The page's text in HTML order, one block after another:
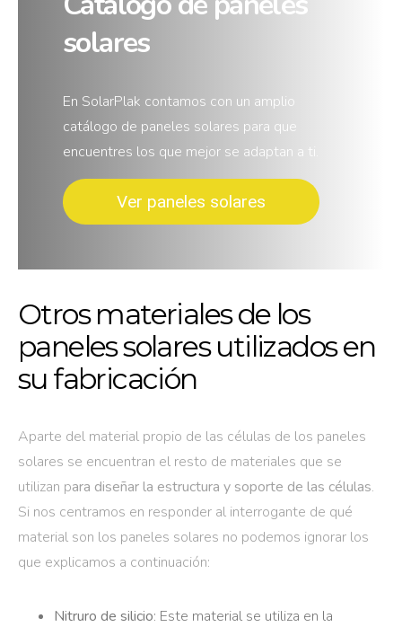
solares
En SolarPlak contamos con un amplio
catálogo de paneles solares para que
encuentres los que mejor se adaptan a ti.
Ver paneles solares
Otros materiales de los
paneles solares utilizados en
su fabricación
Aparte del material propio de las células de los paneles
solares se encuentran el resto de materiales que se
utilizan para diseñar la estructura y soporte de las células.
Si nos centramos en responder al interrogante de qué
material son los paneles solares no podemos ignorar los
que explicamos a continuación:
Nitruro de silicio: Este material se utiliza en la